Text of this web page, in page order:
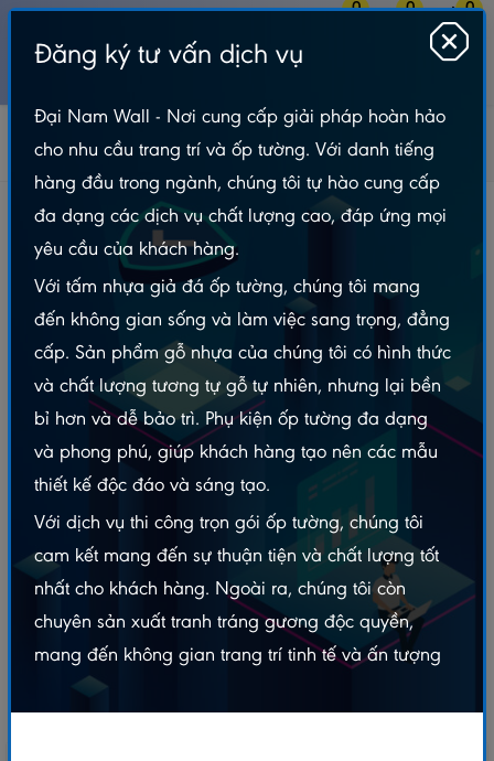
0 0 0
Phụ Kiện Trang Trí
Nẹp Inox Trang Trí
Nẹp Inox U10 Đen Gương – Dài 2m4
Nẹp Inox U10 Đen Gương – Dài 2m4
Đăng ký tư vấn dịch vụ
Đại Nam Wall - Nơi cung cấp giải pháp hoàn hảo
cho nhu cầu trang trí và ốp tường. Với danh tiếng
hàng đầu trong ngành, chúng tôi tự hào cung cấp
đa dạng các dịch vụ chất lượng cao, đáp ứng mọi
yêu cầu của khách hàng.
Với tấm nhựa giả đá ốp tường, chúng tôi mang
đến không gian sống và làm việc sang trọng, đẳng
cấp. Sản phẩm gỗ nhựa của chúng tôi có hình thức
và chất lượng tương tự gỗ tự nhiên, nhưng lại bền
bỉ hơn và dễ bảo trì. Phụ kiện ốp tường đa dạng
và phong phú, giúp khách hàng tạo nên các mẫu
thiết kế độc đáo và sáng tạo.
Với dịch vụ thi công trọn gói ốp tường, chúng tôi
cam kết mang đến sự thuận tiện và chất lượng tốt
nhất cho khách hàng. Ngoài ra, chúng tôi còn
chuyên sản xuất tranh tráng gương độc quyền,
mang đến không gian trang trí tinh tế và ấn tượng